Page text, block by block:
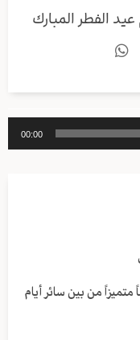
الفطر المبارك
00:00
متميزاً من بين سائر أيام